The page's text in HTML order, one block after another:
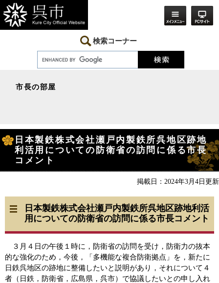
ー
ジ
の
ニ
ュ
ー
検索コーナー
市長の部屋
文
日本製鉄株式会社瀬戸内製鉄所呉地区跡地
利活用についての防衛省の訪問に係る市長
コメント
掲載日：2024年3月4日更新
日本製鉄株式会社瀬戸内製鉄所呉地区跡地利活
用についての防衛省の訪問に係る市長コメント
３月４日の午後１時に，防衛省の訪問を受け，防衛力の抜本
的な強化のため，今後，「多機能な複合防衛拠点」を，新たに
日鉄呉地区の跡地に整備したいと説明があり，それについて４
者（日鉄，防衛省，広島県，呉市）で協議したいとの申し入れ